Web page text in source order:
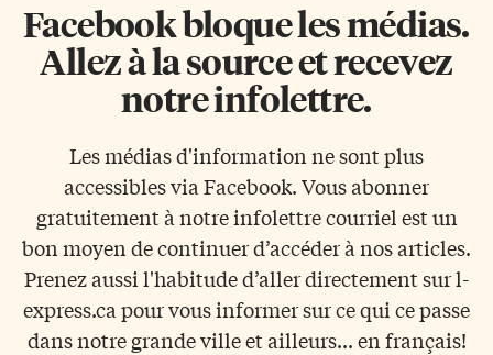
Facebook bloque les médias.
Allez à la source et recevez
notre infolettre.
Les médias d'information ne sont plus
accessibles via Facebook. Vous abonner
gratuitement à notre infolettre courriel est un
bon moyen de continuer d’accéder à nos articles.
Prenez aussi l'habitude d’aller directement sur l-
express.ca pour vous informer sur ce qui ce passe
dans notre grande ville et ailleurs... en français!